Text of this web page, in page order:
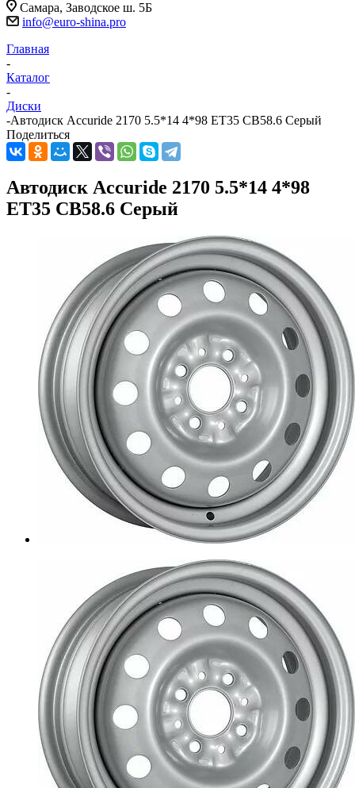
Самара, Заводское ш. 5Б
info@euro-shina.pro
Главная
-
Каталог
-
Диски
-Автодиск Accuride 2170 5.5*14 4*98 ET35 CB58.6 Серый
Поделиться
Автодиск Accuride 2170 5.5*14 4*98
ET35 CB58.6 Серый